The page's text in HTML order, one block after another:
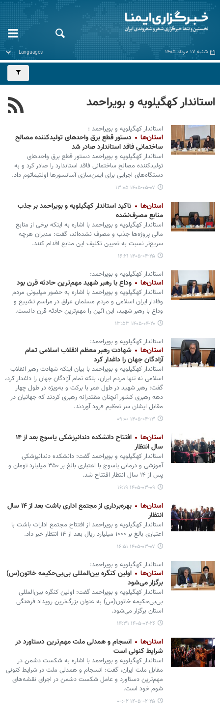
شنبه ۱۷ مرداد ۱۴۰۵
استاندار کهگیلویه و بویراحمد
استاندار کهگیلویه و بویراحمد :
استان‌ها
دستور قطع برق واحدهای تولیدکننده مصالح
ساختمانی فاقد استاندارد صادر شد
استاندار کهگیلویه و بویراحمد دستور قطع برق واحدهای
تولیدکننده مصالح ساختمانی فاقد استاندارد را صادر کرد و به
دستگاه‌های اجرایی برای ایمن‌سازی آسانسورها اولتیماتوم داد.
۱۴۰۵-۰۵-۰۷ ۱۳:۰۵
استان‌ها
تاکید استاندار کهگیلویه و بویراحمد بر جذب
منابع مصرف‌نشده
استاندار کهگیلویه و بویراحمد با اشاره به اینکه برخی از منابع
مالی پروژه‌ها جذب و مصرف نشده‌اند، گفت: مدیران هرچه
سریع‌تر نسبت به تعیین تکلیف این منابع اقدام کنند.
۱۴۰۵-۰۴-۲۵ ۱۶:۲۱
استاندار کهگیلویه و بویراحمد:
استان‌ها وداع با رهبر شهید مهم‌ترین حادثه قرن بود
استاندار کهگیلویه و بویراحمد با اشاره به حضور میلیونی مردم
وفادار ایران اسلامی و مردم مسلمان عراق در مراسم تشییع و
وداع با رهبر شهید، این آئین را مهم‌ترین حادثه قرن دانست.
۱۴۰۵-۰۴-۲۰ ۱۳:۵۳
استاندار کهگیلویه و بویراحمد:
استان‌ها
شهادت رهبر معظم انقلاب اسلامی تمام
آزادگان جهان را داغدار کرد
استاندار کهگیلویه و بویراحمد با بیان اینکه شهادت رهبر انقلاب
اسلامی نه تنها مردم ایران، بلکه تمام آزادگان جهان را داغدار کرد،
گفت: رهبر شهید در طول عمر با برکت و به‌ویژه در طول چهار
دهه رهبری کشور آنچنان مقتدرانه رهبری کردند که جهانیان در
مقابل ایشان سر تعظیم فرود آوردند.
۱۴۰۵-۰۴-۱۳ ۰۹:۰۰
استان‌ها
افتتاح دانشکده دندانپزشکی یاسوج بعد از ۱۴
سال انتظار
استاندار کهگیلویه و بویراحمد گفت: دانشکده دندانپزشکی
آموزشی و درمانی یاسوج با اعتباری بالغ بر ۳۵۰ میلیارد تومان و
پس از ۱۴ سال انتظار افتتاح شد.
۱۴۰۵-۰۳-۰۹ ۱۶:۱۹
استان‌ها
بهره‌برداری از مجتمع اداری باشت بعد از ۱۴ سال
انتظار
استاندار کهگیلویه و بویراحمد از افتتاح مجتمع ادارات باشت با
اعتباری بالغ بر ۱۰۰۰ میلیارد ریال بعد از ۱۴ انتظار خبر داد.
۱۴۰۵-۰۳-۰۷ ۱۶:۵۱
استاندار کهگیلویه و بویراحمد:
استان‌ها
اولین کنگره بین‌المللی بی‌بی‌حکیمه خاتون(س)
برگزار می‌شود
استاندار کهگیلویه و بویراحمد گفت: اولین کنگره بین‌المللی
بی‌بی‌حکیمه خاتون(س) به عنوان بزرگ‌ترین رویداد فرهنگی
استان برگزار می‌شود.
۱۴۰۵-۰۲-۲۶ ۱۴:۳۱
استان‌ها
انسجام و همدلی ملت مهم‌ترین دستاورد در
شرایط کنونی است
استاندار کهگیلویه و بویراحمد با اشاره به شکست دشمن در
مقابل ملت ایران، گفت: انسجام و همدلی ملت در شرایط کنونی
مهم‌ترین دستاورد و عامل شکست دشمن در اجرای نقشه‌های
شوم خود است.
۱۴۰۵-۰۲-۲۵ ۰۰:۰۲